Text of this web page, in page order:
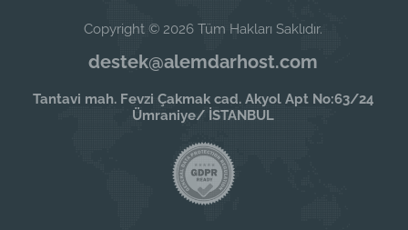
Copyright © 2026 Tüm Hakları Saklıdır.
destek@alemdarhost.com
Tantavi mah. Fevzi Çakmak cad. Akyol Apt No:63/24
Ümraniye/ İSTANBUL